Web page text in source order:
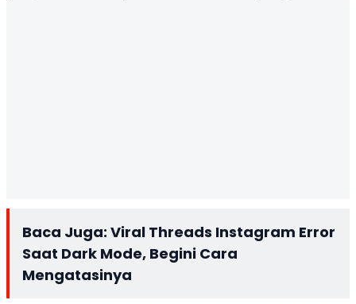
Baca Juga: Viral Threads Instagram Error
Saat Dark Mode, Begini Cara
Mengatasinya